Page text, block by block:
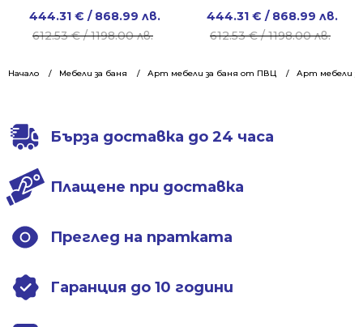
Начало Мебели за баня Арт мебели за баня от ПВЦ Арт мебели
612.53€/ 1198.00 лв.
Original
price
612.53 €
444.31 € / 868.99 лв.
Current
price
444.31 €
612.53€/ 1198.00 лв.
Original
price
612.53 €
444.31 € / 868.99 лв.
Current
price
444.31 €
Бърза доставка до 24 часа
Плащене при доставка
Преглед на пратката
Гаранция до 10 години